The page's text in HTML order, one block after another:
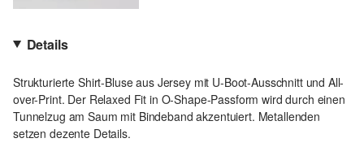
Details
Strukturierte Shirt-Bluse aus Jersey mit U-Boot-Ausschnitt und All-
over-Print. Der Relaxed Fit in O-Shape-Passform wird durch einen
Tunnelzug am Saum mit Bindeband akzentuiert. Metallenden
setzen dezente Details.